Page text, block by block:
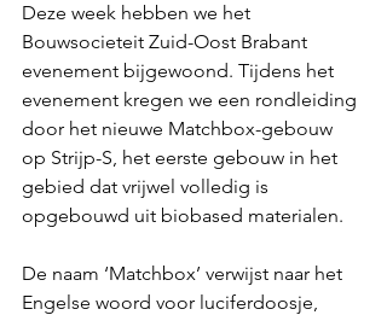
Deze week hebben we het
Bouwsocieteit Zuid-Oost Brabant
evenement bijgewoond. Tijdens het
evenement kregen we een rondleiding
door het nieuwe Matchbox-gebouw
op Strijp-S, het eerste gebouw in het
gebied dat vrijwel volledig is
opgebouwd uit biobased materialen.
De naam ‘Matchbox’ verwijst naar het
Engelse woord voor luciferdoosje,